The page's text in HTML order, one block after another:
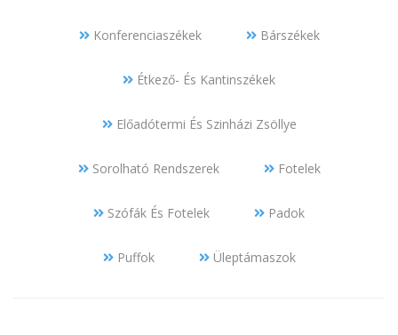
Konferenciaszékek Bárszékek
Étkező- És Kantinszékek
Előadótermi És Szinházi Zsöllye
Sorolható Rendszerek Fotelek
Szófák És Fotelek Padok
Puffok Üleptámaszok